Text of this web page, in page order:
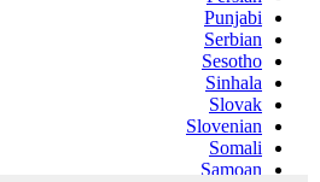
Punjabi
Serbian
Sesotho
Sinhala
Slovak
Slovenian
Somali
Samoan